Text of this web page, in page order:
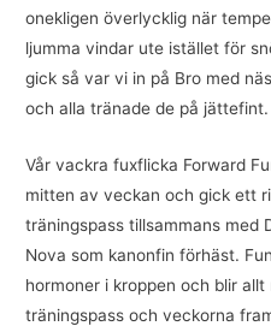
onekligen överlycklig när
ljumma vindar ute istället för
gick så var vi in på Bro med
och alla tränade de på jättefint.
Vår vackra fuxflicka Forward
mitten av veckan och gick ett
träningspass tillsammans med
Nova som kanonfin förhäst.
hormoner i kroppen och blir
träningspass och veckorna